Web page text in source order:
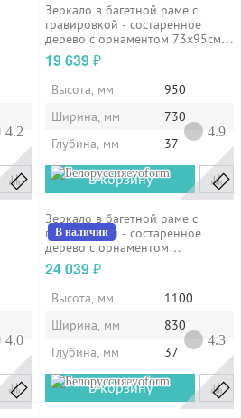
Зеркало в багетной раме с
гравировкой - состаренное
дерево с орнаментом 73х95см
Evoform...
19 639₽
Высота, мм
950
Ширина, мм
730
Глубина, мм
37
В корзину
4.2
evoform
4.9
В наличии
Зеркало в багетной раме с
гравировкой - состаренное
дерево с орнаментом
83х110см...
24 039₽
Высота, мм
1100
Ширина, мм
830
Глубина, мм
37
В корзину
4.0
evoform
4.3